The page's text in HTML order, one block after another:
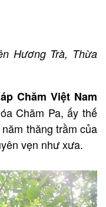
Hương Trà, Thừa
Chăm Việt Nam
Chăm Pa, ấy thế
thăng trầm của
vẹn như xưa.